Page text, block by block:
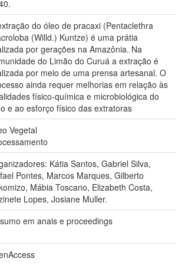
do óleo de pracaxi (Pentaclethra
(Willd.) Kuntze) é uma prátia
por gerações na Amazônia. Na
do Limão do Curuá a extração é
por meio de uma prensa artesanal. O
ainda requer melhorias em relação às
físico-química e microbiológica do
e ao esforço físico das extratoras
Vegetal
Kátia Santos, Gabriel Silva,
Pontes, Marcos Marques, Gilberto
Mábia Toscano, Elizabeth Costa,
Lopes, Josiane Muller.
em anais e proceedings